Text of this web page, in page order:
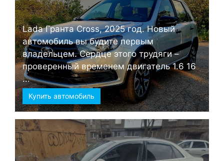
Lada Гранта Cross, 2025 год. Новый
автомобиль вы будите первым
владельцем. Сердце этого трудяги –
проверенный временем двигатель 1.6 16
...
Купить автомобиль